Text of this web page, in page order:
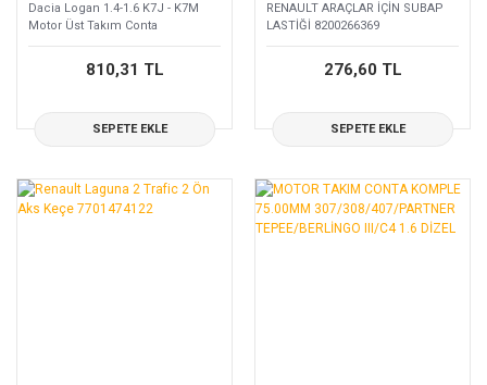
Dacia Logan 1.4-1.6 K7J - K7M
Motor Üst Takım Conta
6001548043
810,31 TL
SEPETE EKLE
RENAULT ARAÇLAR İÇİN SUBAP
LASTİĞİ 8200266369
276,60 TL
SEPETE EKLE